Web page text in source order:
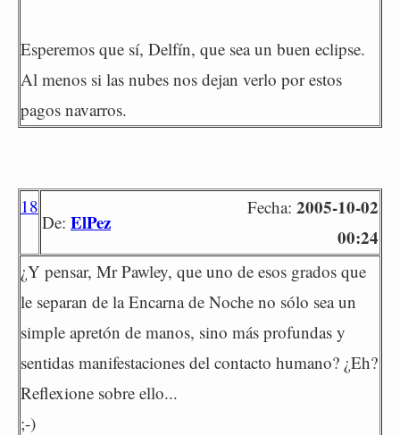
Esperemos que sí, Delfín, que sea un buen eclipse.
Al menos si las nubes nos dejan verlo por estos
pagos navarros.
18
De: ElPez
Fecha: 2005-10-02
00:24
¿Y pensar, Mr Pawley, que uno de esos grados que
le separan de la Encarna de Noche no sólo sea un
simple apretón de manos, sino más profundas y
sentidas manifestaciones del contacto humano? ¿Eh?
Reflexione sobre ello...
;-)